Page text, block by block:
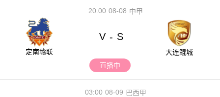
08-08
20:00 中甲
定南赣联
V - S
大连鲲城
直播中
08-09
03:00 巴西甲